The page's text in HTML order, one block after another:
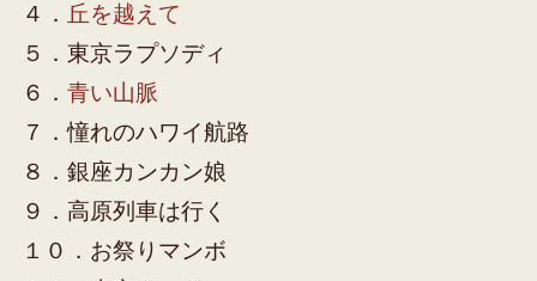
４． 丘を越えて
５．東京ラプソディ
６． 青い山脈
７．憧れのハワイ航路
８．銀座カンカン娘
９．高原列車は行く
１０．お祭りマンボ